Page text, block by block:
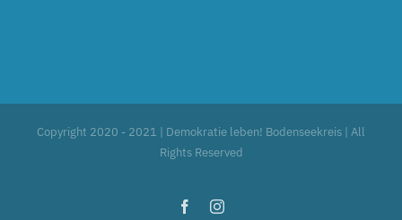
Copyright 2020 - 2021 | Demokratie leben! Bodenseekreis | All
Rights Reserved
FacebookInstagram